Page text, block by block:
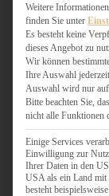
Weitere
finden Sie unter
Es besteht keine
dieses Angebot zu
Wir können
Ihre Auswahl
Auswahl wird nur auf
Bitte beachten Sie,
nicht alle Funktionen
Einige Services
Einwilligung zur
Ihrer Daten in den
USA als ein Land mit
besteht